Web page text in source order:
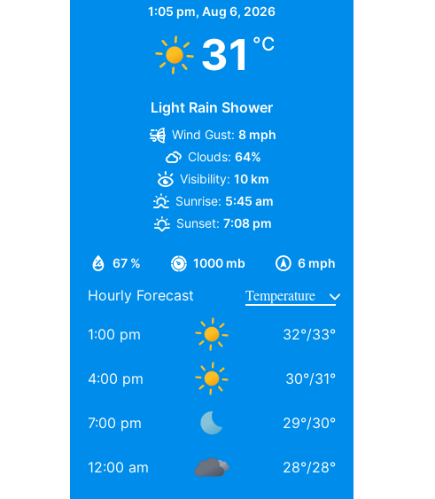
1:05 pm, Aug 6, 2026
31 °C
Light Rain Shower
67 % 1000 mb 6 mph
Wind Gust: 8 mph
Clouds: 64%
Visibility: 10 km
Sunrise: 5:45 am
Sunset: 7:08 pm
Hourly Forecast
1:00 pm 32°/33°
4:00 pm 30°/31°
7:00 pm 29°/30°
12:00 am 28°/28°